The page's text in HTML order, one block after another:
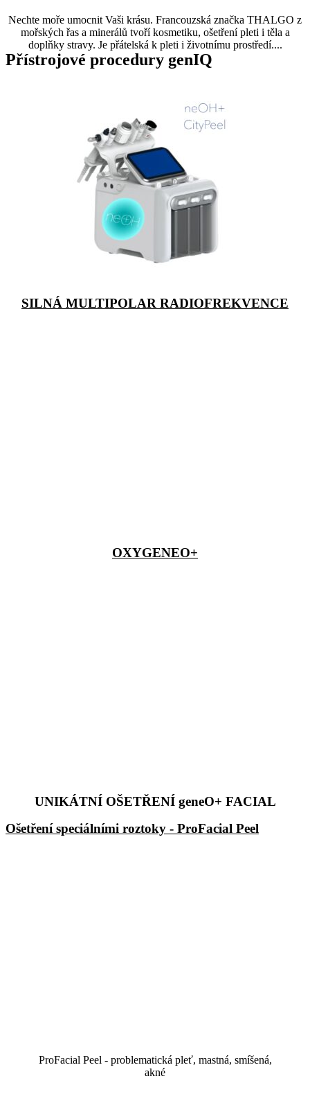
Nechte moře umocnit Vaši krásu. Francouzská značka THALGO z
mořských řas a minerálů tvoří kosmetiku, ošetření pleti i těla a
doplňky stravy. Je přátelská k pleti i životnímu prostředí....
Přístrojové procedury genIQ
SILNÁ MULTIPOLAR RADIOFREKVENCE
OXYGENEO+
UNIKÁTNÍ OŠETŘENÍ geneO+ FACIAL
Ošetření speciálními roztoky - ProFacial Peel
ProFacial Peel - problematická pleť, mastná, smíšená,
akné